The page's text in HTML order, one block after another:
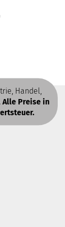
Handel,
Alle Preise in